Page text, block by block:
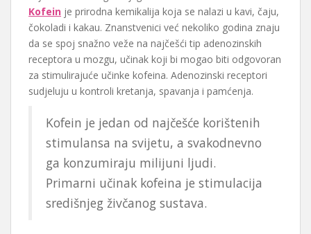
Kofein je prirodna kemikalija koja se nalazi u kavi, čaju,
čokoladi i kakau. Znanstvenici već nekoliko godina znaju
da se spoj snažno veže na najčešći tip adenozinskih
receptora u mozgu, učinak koji bi mogao biti odgovoran
za stimulirajuće učinke kofeina. Adenozinski receptori
sudjeluju u kontroli kretanja, spavanja i pamćenja.
Kofein je jedan od najčešće korištenih
stimulansa na svijetu, a svakodnevno
ga konzumiraju milijuni ljudi.
Primarni učinak kofeina je stimulacija
središnjeg živčanog sustava.